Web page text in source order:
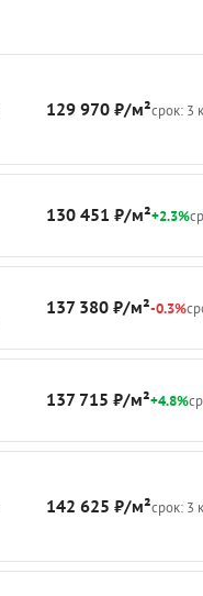
129 970 ₽/м²срок: 3
130 451 ₽/м²+2.3%
137 380 ₽/м²-0.3%
137 715 ₽/м²+4.8%
142 625 ₽/м²срок: 3